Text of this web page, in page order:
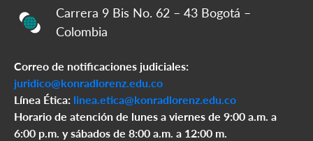
Carrera 9 Bis No. 62 – 43 Bogotá –
Colombia
Correo de notificaciones judiciales:
juridico@konradlorenz.edu.co
Línea Ética: linea.etica@konradlorenz.edu.co
Horario de atención de lunes a viernes de 9:00 a.m. a
6:00 p.m. y sábados de 8:00 a.m. a 12:00 m.